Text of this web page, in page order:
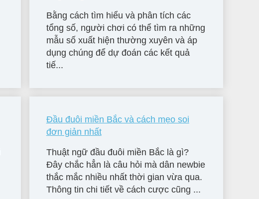
Bằng cách tìm hiểu và phân tích các
tổng số, người chơi có thể tìm ra những
mẫu số xuất hiện thường xuyên và áp
dụng chúng để dự đoán các kết quả
tiế...
Đầu đuôi miền Bắc và cách mẹo soi
đơn giản nhất
Thuật ngữ đầu đuôi miền Bắc là gì?
Đây chắc hẳn là câu hỏi mà dân newbie
thắc mắc nhiều nhất thời gian vừa qua.
Thông tin chi tiết về cách cược cũng ...